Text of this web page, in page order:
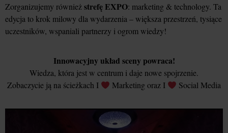
Zorganizujemy równieżstrefę EXPO: marketing & technology. Ta
edycja to krok milowy dla wydarzenia – większa przestrzeń, tysiące
uczestników, wspaniali partnerzy i ogrom wiedzy!
Innowacyjny układ sceny powraca!
Wiedza, która jest w centrum i daje nowe spojrzenie.
Zobaczycie ją na ścieżkach I
Marketing oraz I Social Media